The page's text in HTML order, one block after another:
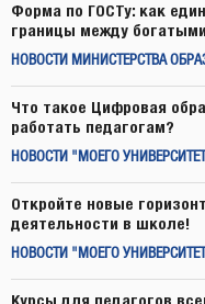
Форма по ГОСТу: как
границы между
НОВОСТИ МИНИСТЕРСТВА
Что такое Цифровая
работать педагогам?
НОВОСТИ "МОЕГО
Откройте новые
деятельности в школе!
НОВОСТИ "МОЕГО
Курсы для педагогов